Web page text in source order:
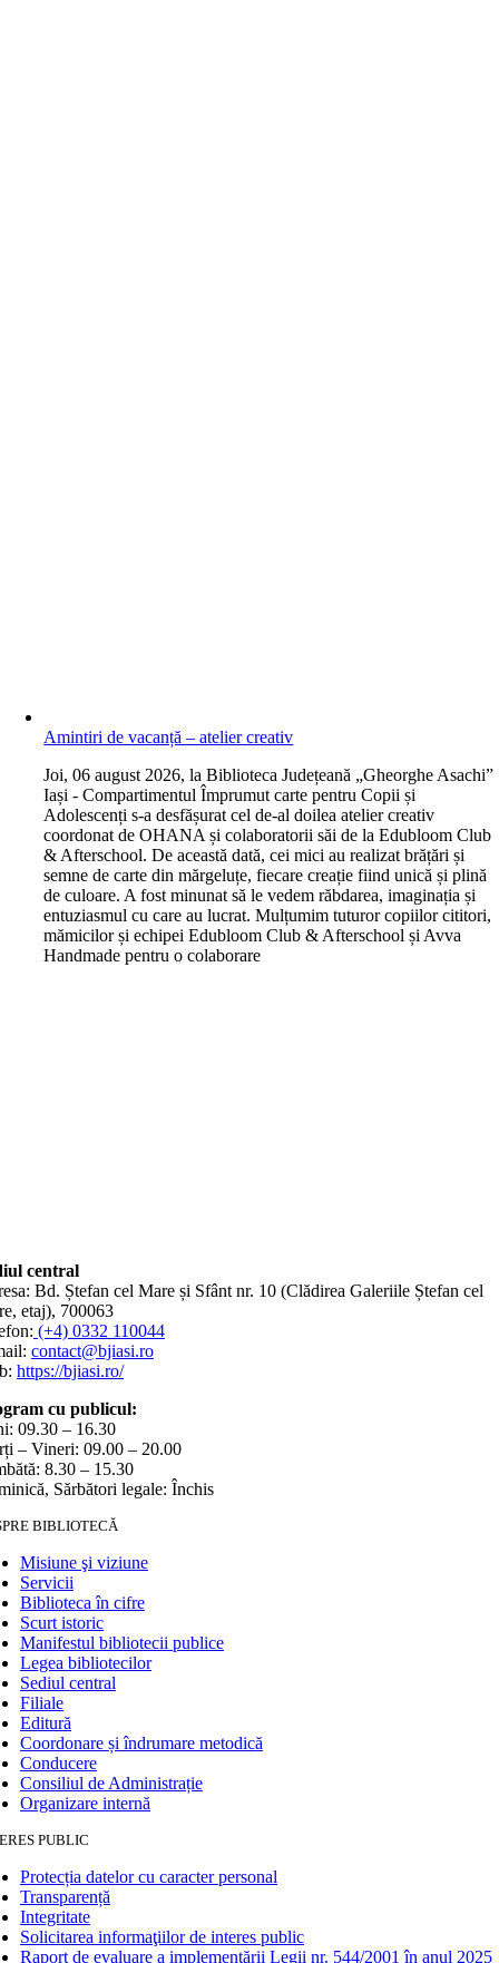
Amintiri de vacanță – atelier creativ
Joi, 06 august 2026, la Biblioteca Județeană „Gheorghe Asachi”
Iași - Compartimentul Împrumut carte pentru Copii și
Adolescenți s-a desfășurat cel de-al doilea atelier creativ
coordonat de OHANA și colaboratorii săi de la Edubloom Club
& Afterschool. De această dată, cei mici au realizat brățări și
semne de carte din mărgeluțe, fiecare creație fiind unică și plină
de culoare. A fost minunat să le vedem răbdarea, imaginația și
entuziasmul cu care au lucrat. Mulțumim tuturor copiilor cititori,
mămicilor și echipei Edubloom Club & Afterschool și Avva
Handmade pentru o colaborare
central
Bd. Ștefan cel Mare și Sfânt nr. 10 (Clădirea Galeriile Ștefan cel
etaj), 700063
(+4) 0332 110044
contact@bjiasi.ro
https://bjiasi.ro/
cu publicul:
09.30 – 16.30
– Vineri: 09.00 – 20.00
8.30 – 15.30
Sărbători legale: Închis
BIBLIOTECĂ
Misiune şi viziune
Servicii
Biblioteca în cifre
Scurt istoric
Manifestul bibliotecii publice
Legea bibliotecilor
Sediul central
Filiale
Editură
Coordonare și îndrumare metodică
Conducere
Consiliul de Administrație
Organizare internă
PUBLIC
Protecția datelor cu caracter personal
Transparență
Integritate
Solicitarea informaţiilor de interes public
Raport de evaluare a implementării Legii nr. 544/2001 în anul 2025